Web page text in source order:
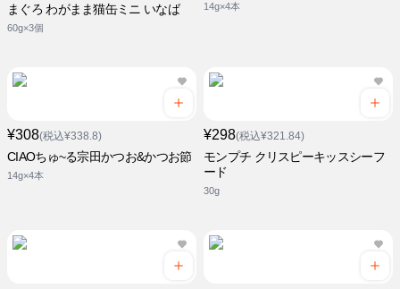
まぐろ わがまま猫缶ミニ いなば
60g×3個
14g×4本
¥308(税込¥338.8)
CIAOちゅ~る宗田かつお&かつお節
14g×4本
¥298(税込¥321.84)
モンプチ クリスピーキッスシーフ
ード
30g